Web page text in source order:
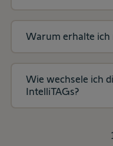
Warum erhalte ich
Wie wechsele ich
IntelliTAGs?